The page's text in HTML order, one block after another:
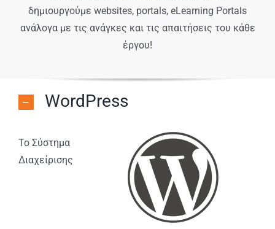
δημιουργούμε websites, portals, eLearning Portals
ανάλογα με τις ανάγκες και τις απαιτήσεις του κάθε
έργου!
WordPress
Το Σύστημα
Διαχείρισης